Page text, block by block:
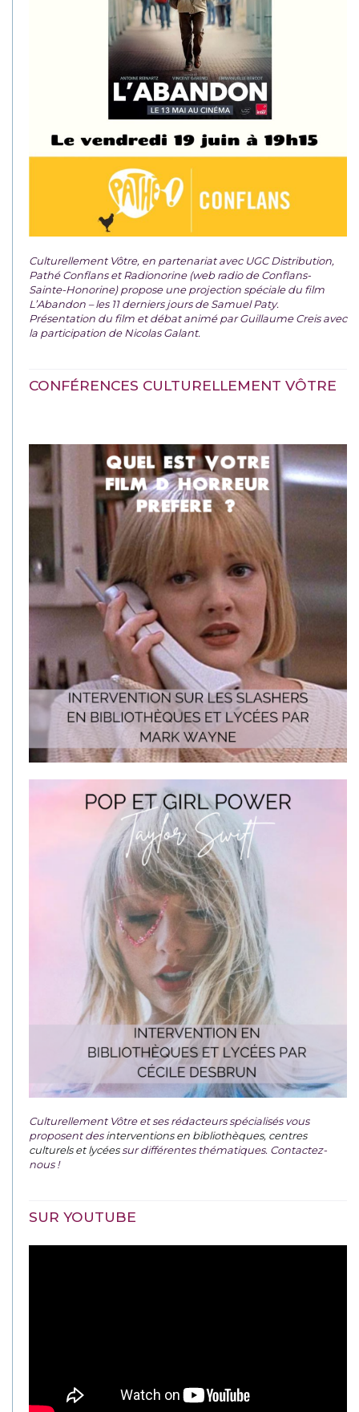
Culturellement Vôtre, en partenariat avec UGC Distribution,
Pathé Conflans et Radionorine (web radio de Conflans-
Sainte-Honorine) propose une projection spéciale du film
L’Abandon – les 11 derniers jours de Samuel Paty.
Présentation du film et débat animé par Guillaume Creis avec
la participation de Nicolas Galant.
CONFÉRENCES CULTURELLEMENT VÔTRE
Culturellement Vôtre et ses rédacteurs spécialisés vous
proposent desinterventions en bibliothèques, centres
culturels et lycéessur différentes thématiques. Contactez-
nous !
SUR YOUTUBE